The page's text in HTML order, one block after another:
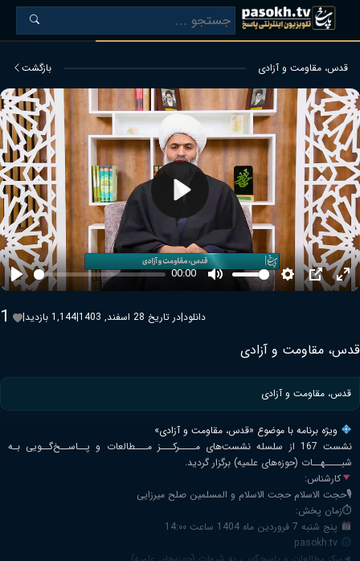
قدس، مقاومت و آزادی بازگشت
Play
00:00
Mute SettingsPIP
Play
1 | 1,144 بازدید| در تاریخ 28 اسفند, 1403|دانلود
قدس، مقاومت و آزادی
قدس، مقاومت و آزادی
ویژه برنامه با موضوع «قدس، مقاومت و آزادی»
نشست 167 از سلسله نشست‌های مــــرکـــز مـــطالعات و پــاســخ‌گــویی بـه
شبــــهــات (حوزه‌های علمیه) برگزار گردید.
کارشناس:
🎙حجت الاسلام حجت الاسلام و المسلمین صلح میرزایی
⏱زمان پخش:
پنج شنبه 7 فروردین ماه 1404 ساعت 14:۰۰